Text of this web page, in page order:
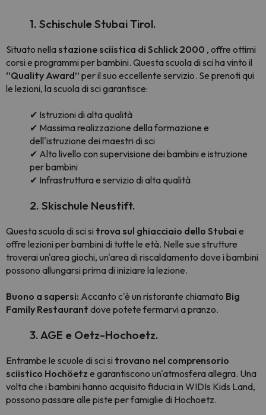
1. Schischule Stubai Tirol.
Situato nella stazione sciistica di Schlick 2000 , offre ottimi
corsi e programmi per bambini. Questa scuola di sci ha vinto il
“Quality Award” per il suo eccellente servizio. Se prenoti qui
le lezioni, la scuola di sci garantisce:
✔ Istruzioni di alta qualità
✔ Massima realizzazione della formazione e
dell'istruzione dei maestri di sci
✔ Alto livello con supervisione dei bambini e istruzione
per bambini
✔ Infrastruttura e servizio di alta qualità
2. Skischule Neustift.
Questa scuola di sci si trova sul ghiacciaio dello Stubai e
offre lezioni per bambini di tutte le età. Nelle sue strutture
troverai un'area giochi, un'area di riscaldamento dove i bambini
possono allungarsi prima di iniziare la lezione.
Buono a sapersi: Accanto c'è un ristorante chiamato Big
Family Restaurant dove potete fermarvi a pranzo.
3. AGE e Oetz-Hochoetz.
Entrambe le scuole di sci si trovano nel comprensorio
sciistico Hochöetz e garantiscono un'atmosfera allegra. Una
volta che i bambini hanno acquisito fiducia in WIDIs Kids Land,
possono passare alle piste per famiglie di Hochoetz.